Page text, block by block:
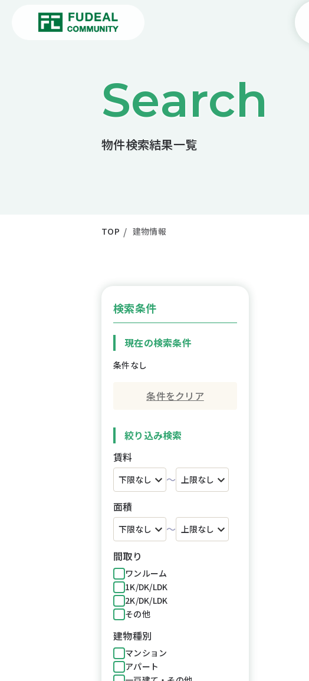
物件検索結果一覧
Search
TOP 建物情報
検索条件
現在の検索条件
条件なし
条件をクリア
絞り込み検索
賃料
～
面積
～
間取り
ワンルーム
1K/DK/LDK
2K/DK/LDK
その他
建物種別
マンション
アパート